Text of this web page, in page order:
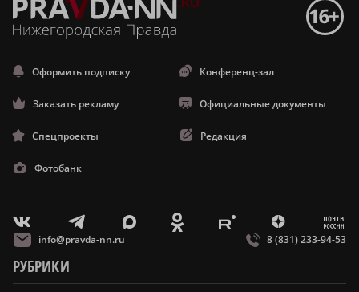
Оформить подписку Конференц-зал
Заказать рекламу Официальные документы
Спецпроекты Редакция
Фотобанк
V T X O E Z m
info@pravda-nn.ru 8 (831) 233-94-53
РУБРИКИ